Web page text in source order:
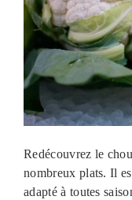
Redécouvrez le
nombreux plats. Il
adapté à toutes